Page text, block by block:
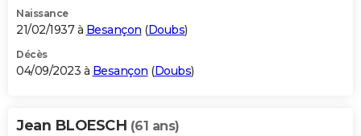
Naissance
21/02/1937 à Besançon (Doubs)
Décès
04/09/2023 à Besançon (Doubs)
Jean BLOESCH (61 ans)